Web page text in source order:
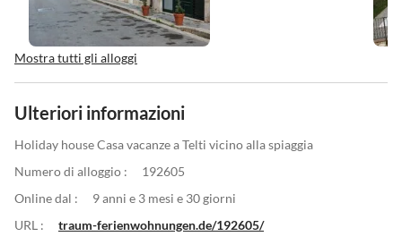
Mostra tutti gli alloggi
Ulteriori informazioni
Holiday house Casa vacanze a Telti vicino alla spiaggia
Numero di alloggio :
192605
Online dal :
9 anni e 3 mesi e 30 giorni
URL :
traum-ferienwohnungen.de/192605/